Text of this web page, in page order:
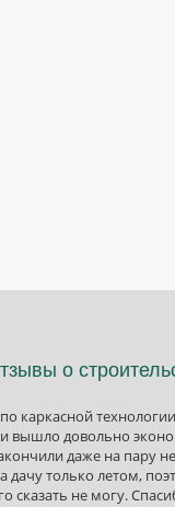
о
каркасной
вышло довольно
даже на пару
дачу только летом,
сказать не могу.